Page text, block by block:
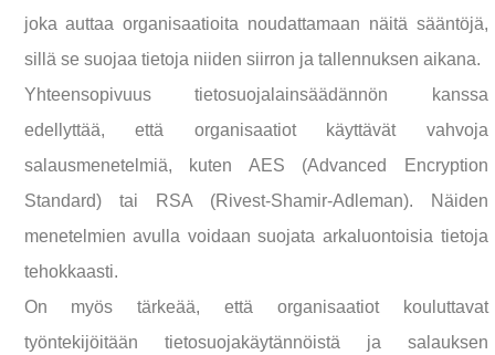
joka auttaa organisaatioita noudattamaan näitä sääntöjä,
sillä se suojaa tietoja niiden siirron ja tallennuksen aikana.
Yhteensopivuus tietosuojalainsäädännön kanssa
edellyttää, että organisaatiot käyttävät vahvoja
salausmenetelmiä, kuten AES (Advanced Encryption
Standard) tai RSA (Rivest-Shamir-Adleman). Näiden
menetelmien avulla voidaan suojata arkaluontoisia tietoja
tehokkaasti.
On myös tärkeää, että organisaatiot kouluttavat
työntekijöitään tietosuojakäytännöistä ja salauksen